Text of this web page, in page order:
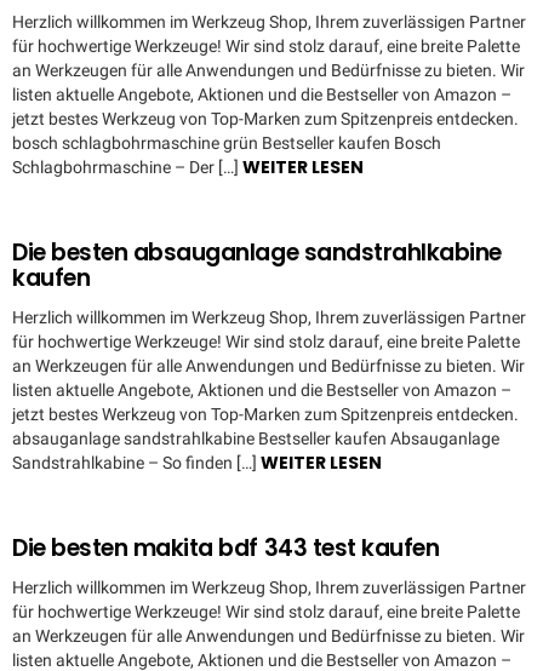
Herzlich willkommen im Werkzeug Shop, Ihrem zuverlässigen Partner
für hochwertige Werkzeuge! Wir sind stolz darauf, eine breite Palette
an Werkzeugen für alle Anwendungen und Bedürfnisse zu bieten. Wir
listen aktuelle Angebote, Aktionen und die Bestseller von Amazon –
jetzt bestes Werkzeug von Top-Marken zum Spitzenpreis entdecken.
bosch schlagbohrmaschine grün Bestseller kaufen Bosch
Schlagbohrmaschine – Der […] WEITER LESEN
Die besten absauganlage sandstrahlkabine
kaufen
Herzlich willkommen im Werkzeug Shop, Ihrem zuverlässigen Partner
für hochwertige Werkzeuge! Wir sind stolz darauf, eine breite Palette
an Werkzeugen für alle Anwendungen und Bedürfnisse zu bieten. Wir
listen aktuelle Angebote, Aktionen und die Bestseller von Amazon –
jetzt bestes Werkzeug von Top-Marken zum Spitzenpreis entdecken.
absauganlage sandstrahlkabine Bestseller kaufen Absauganlage
Sandstrahlkabine – So finden […] WEITER LESEN
Die besten makita bdf 343 test kaufen
Herzlich willkommen im Werkzeug Shop, Ihrem zuverlässigen Partner
für hochwertige Werkzeuge! Wir sind stolz darauf, eine breite Palette
an Werkzeugen für alle Anwendungen und Bedürfnisse zu bieten. Wir
listen aktuelle Angebote, Aktionen und die Bestseller von Amazon –